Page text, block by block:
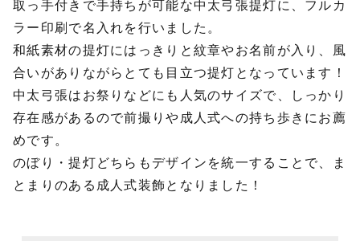
取っ手付きで手持ちが可能な中太弓張提灯に、フルカ
ラー印刷で名入れを行いました。
和紙素材の提灯にはっきりと紋章やお名前が入り、風
合いがありながらとても目立つ提灯となっています！
中太弓張はお祭りなどにも人気のサイズで、しっかり
存在感があるので前撮りや成人式への持ち歩きにお薦
めです。
のぼり・提灯どちらもデザインを統一することで、ま
とまりのある成人式装飾となりました！